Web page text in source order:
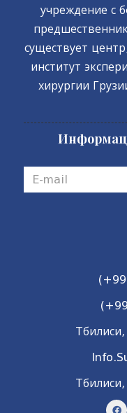
учреждение с
существует
институт
хирургии